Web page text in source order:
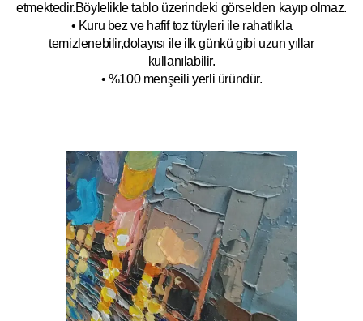
etmektedir.Böylelikle tablo üzerindeki görselden kayıp olmaz.
• Kuru bez ve hafif toz tüyleri ile rahatlıkla
temizlenebilir,dolayısı ile ilkgünkü gibi uzun yıllar
kullanılabilir.
• %100 menşeili yerli üründür.